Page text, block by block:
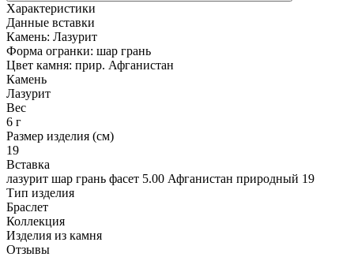
Характеристики
Данные вставки
Камень: Лазурит
Форма огранки: шар грань
Цвет камня: прир. Афганистан
Камень
Лазурит
Вес
6 г
Размер изделия (см)
19
Вставка
лазурит шар грань фасет 5.00 Афганистан природный 19
Тип изделия
Браслет
Коллекция
Изделия из камня
Отзывы